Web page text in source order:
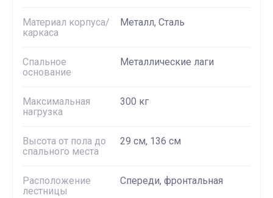
Материал корпуса/
каркаса
Металл, Сталь
Спальное
основание
Металлические лаги
Максимальная
нагрузка
300 кг
Высота от пола до
спального места
29 см, 136 см
Расположение
лестницы
Спереди, фронтальная